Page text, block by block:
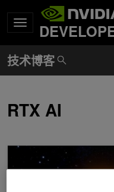
RTX AI
可控核聚变：AI加速开启